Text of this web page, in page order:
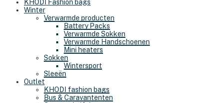
KHODI Fashion bags
Winter
Verwarmde producten
Battery Packs
Verwarmde Sokken
Verwarmde Handschoenen
Mini heaters
Sokken
Wintersport
Sleeën
Outlet
KHODI fashion bags
Bus & Caravantenten